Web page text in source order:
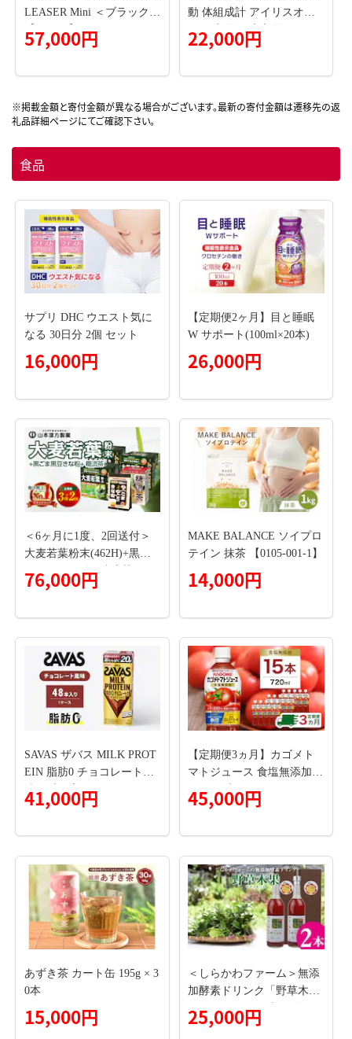
LEASER Mini ＜ブラック＞
57,000円
動 体組成計 アイリスオー
ヤマ 家電 健康家電 14項目
計測 10人分記録 ダイエッ
22,000円
食品
サプリ DHC ウエスト気に
なる 30日分 2個 セット
16,000円
【定期便2ヶ月】目と睡眠
W サポート(100ml×20本)
26,000円
＜6ヶ月に1度、2回送付＞
大麦若葉粉末(462H)+黒ご
ま黒豆きな粉+ 糖流茶［個
包装青汁 健康青汁 セット
はぶ茶 玄米茶 大麦茶 烏龍
茶 白刀豆茶 とうもろこし
茶 バナバ葉茶 シジュウム
グァバ葉茶 ギネネマシルベ
スタ茶 かき葉茶 カンゾウ
茶 青汁定期便 人気定期
76,000円
MAKE BALANCE ソイプロ
テイン 抹茶 【0105-001-1】
14,000円
SAVAS ザバス MILK PROT
EIN 脂肪0 チョコレート風
味 48本 プロテイン ザバス
プロテイン ミルクプロテイ
ンク 飲みやすい 運動 スポ
ーツ 京都 京都府 京田辺市
41,000円
【定期便3ヵ月】カゴメト
マトジュース 食塩無添加 7
20ml 15本 ns111-017
45,000円
あずき茶 カート缶 195g × 3
0本
15,000円
＜しらかわファーム＞無添
加酵素ドリンク「野草木果
(やそうもっか)2本」- 無添
加 酵素ドリンク こだわり
25,000円